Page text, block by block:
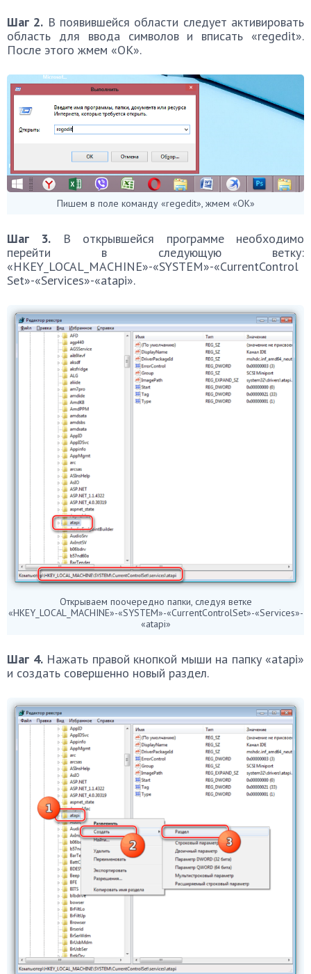
Шаг 2. В появившейся области следует активировать
область для ввода символов и вписать «regedit».
После этого жмем «ОК».
Пишем в поле команду «regedit», жмем «ОК»
Шаг 3. В открывшейся программе необходимо
перейти в следующую ветку:
«HKEY_LOCAL_MACHINE»-«SYSTEM»-«CurrentControl
Set»-«Services»-«atapi».
Открываем поочередно папки, следуя ветке
«HKEY_LOCAL_MACHINE»-«SYSTEM»-«CurrentControlSet»-«Services»-
«atapi»
Шаг 4.Нажать правой кнопкой мыши на папку «atapi»
и создать совершенно новый раздел.